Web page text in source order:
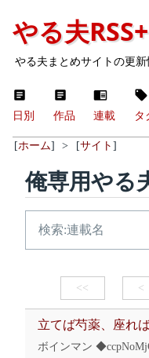
やる夫
やる夫まとめサイトの更
日別 作品 連載 タ
[ホーム] > [サイト ]
俺専用やる
<< <
立てば芍薬、座れ
ボインマン